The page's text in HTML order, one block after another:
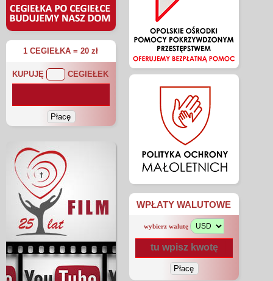
1 CEGIEŁKA = 20 zł
KUPUJĘ CEGIEŁEK
WPŁATY WALUTOWE
wybierz walutę